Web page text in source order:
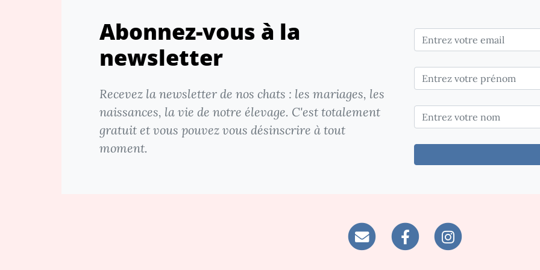
Abonnez-vous à la
newsletter
Recevez la newsletter de nos chats : les mariages, les
naissances, la vie de notre élevage. C'est totalement
gratuit et vous pouvez vous désinscrire à tout
moment.